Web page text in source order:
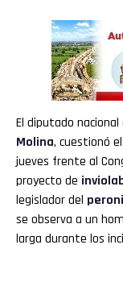
El diputado nacional
Molina, cuestionó
jueves frente al
proyecto de
legislador del
se observa a un
larga durante los